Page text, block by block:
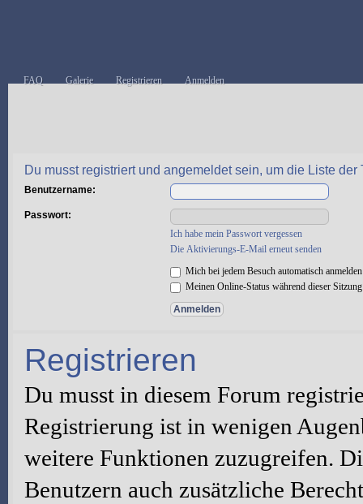
FAQ Galerie Registrieren Anmelden
Du musst registriert und angemeldet sein, um die Liste
Benutzername:
Passwort:
Ich habe mein Passwort vergessen
Die Aktivierungs-E-Mail erneut senden
Mich bei jedem Besuch automatisch anmelden
Meinen Online-Status während dieser
Registrieren
Du musst in diesem Forum
Registrierung ist in wenigen
weitere Funktionen zuzugreifen.
Benutzern auch zusätzliche